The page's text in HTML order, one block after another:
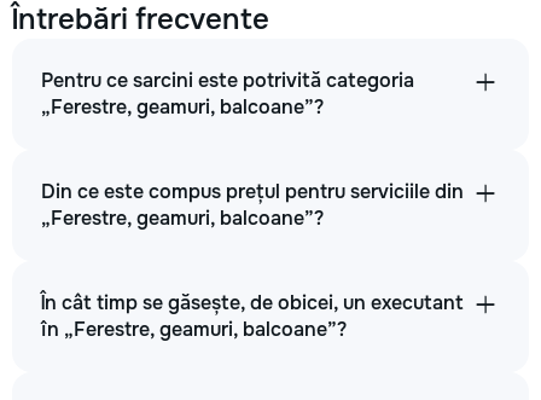
Întrebări frecvente
Pentru ce sarcini este potrivită categoria
„Ferestre, geamuri, balcoane”?
Din ce este compus prețul pentru serviciile din
„Ferestre, geamuri, balcoane”?
În cât timp se găsește, de obicei, un executant
în „Ferestre, geamuri, balcoane”?